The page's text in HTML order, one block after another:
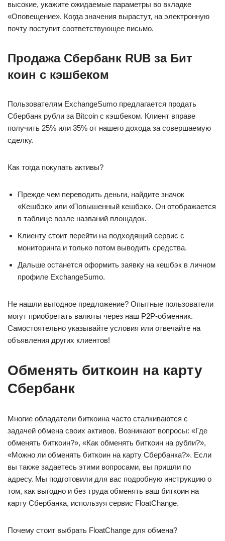
высокие, укажите ожидаемые параметры во вкладке
«Оповещение». Когда значения вырастут, на электронную
почту поступит соответствующее письмо.
Продажа Сбербанк RUB за Бит
коин с кэшбеком
Пользователям ExchangeSumo предлагается продать
Сбербанк рубли за Bitcoin с кэшбеком. Клиент вправе
получить 25% или 35% от нашего дохода за совершаемую
сделку.
Как тогда покупать активы?
Прежде чем переводить деньги, найдите значок
«Кешбэк» или «Повышенный кешбэк». Он отображается
в таблице возле названий площадок.
Клиенту стоит перейти на подходящий сервис с
мониторинга и только потом выводить средства.
Дальше останется оформить заявку на кешбэк в личном
профиле ExchangeSumo.
Не нашли выгодное предложение? Опытные пользователи
могут приобретать валюты через наш P2P-обменник.
Самостоятельно указывайте условия или отвечайте на
объявления других клиентов!
Обменять биткоин на карту
Сбербанк
Многие обладатели биткоина часто сталкиваются с
задачей обмена своих активов. Возникают вопросы: «Где
обменять биткоин?», «Как обменять биткоин на рубли?»,
«Можно ли обменять биткоин на карту Сбербанка?». Если
вы также задаетесь этими вопросами, вы пришли по
адресу. Мы подготовили для вас подробную инструкцию о
том, как выгодно и без труда обменять ваш биткоин на
карту Сбербанка, используя сервис FloatChange.
Почему стоит выбрать FloatChange для обмена?